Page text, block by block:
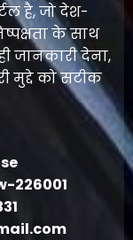
है, जो देश-
के साथ
जानकारी देना,
मुद्दे को सटीक
226001